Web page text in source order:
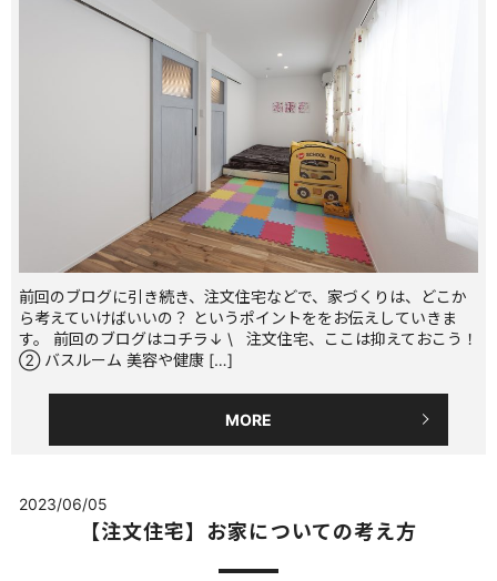
前回のブログに引き続き、注文住宅などで、家づくりは、どこか
ら考えていけばいいの？ というポイントををお伝えしていきま
す。 前回のブログはコチラ↓ \ 注文住宅、ここは抑えておこう！
② バスルーム 美容や健康 […]
MORE
2023/06/05
【注文住宅】お家についての考え方